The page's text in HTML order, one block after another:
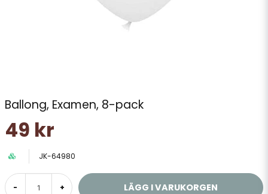
Ballong, Examen, 8-pack
49 kr
JK-64980
- + LÄGG I VARUKORGEN